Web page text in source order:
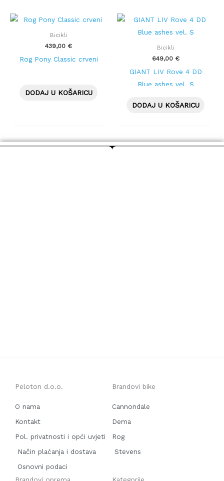
stranici
Bicikli
439,00 €
Rog Pony Classic crveni
DODAJ U KOŠARICU
Bicikli
649,00 €
GIANT LIV Rove 4 DD
Blue ashes vel. S
DODAJ U KOŠARICU
Peloton d.o.o.
O nama
Kontakt
Pol. privatnosti i opći uvjeti
Način plaćanja i dostava
Osnovni podaci
Brandovi bike
Cannondale
Dema
Rog
Stevens